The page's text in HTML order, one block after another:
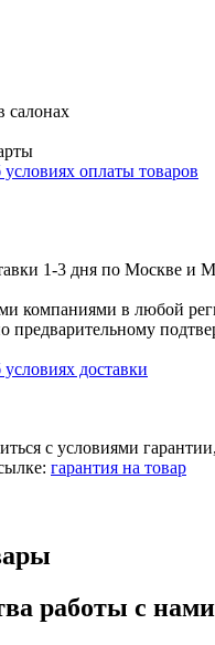
оплаты товаров
1-3 дня по Москве и
компаниями в любой
предварительному
доставки
с условиями
гарантия на товар
работы с нами